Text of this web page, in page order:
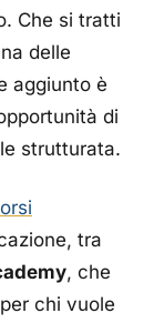
Che si tratti
delle
aggiunto è
di
strutturata.
tra
, che
chi vuole